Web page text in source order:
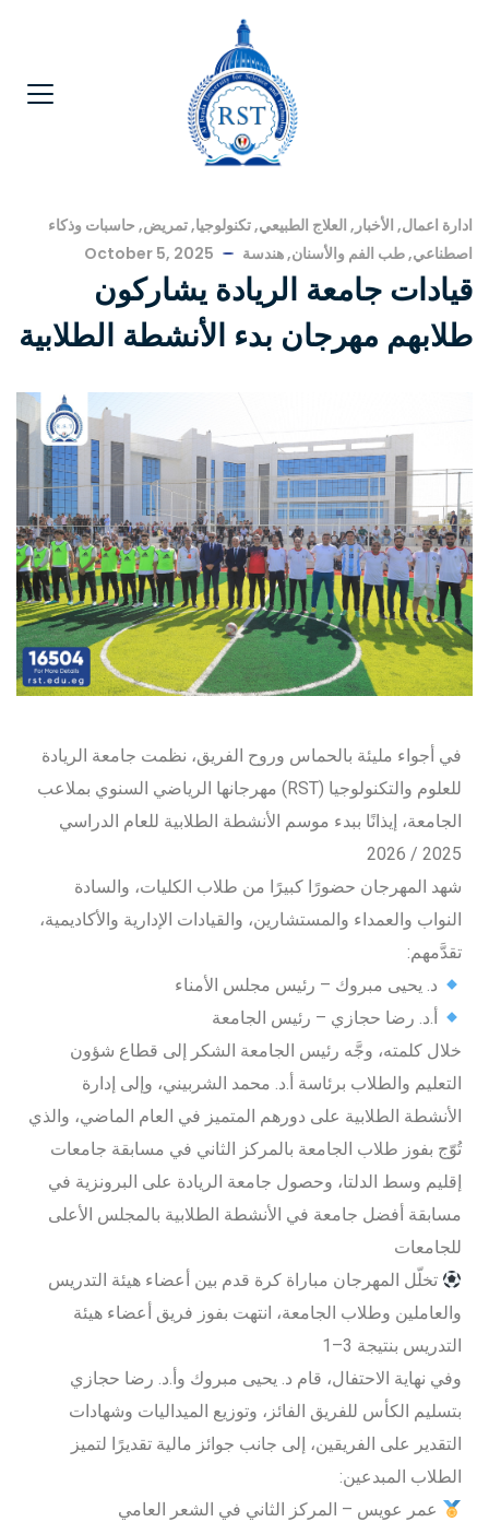
ادارة اعمال, الأخبار , العلاج الطبيعي, تكنولوجيا, تمريض, حاسبات وذكاء
اصطناعي, طب الفم والأسنان, هندسة October 5, 2025
قيادات جامعة الريادة يشاركون
طلابهم مهرجان بدء الأنشطة الطلابية
في أجواء مليئة بالحماس وروح الفريق، نظمت جامعة الريادة
للعلوم والتكنولوجيا (RST) مهرجانها الرياضي السنوي بملاعب
الجامعة، إيذانًا ببدء موسم الأنشطة الطلابية للعام الدراسي
2025 / 2026
شهد المهرجان حضورًا كبيرًا من طلاب الكليات، والسادة
النواب والعمداء والمستشارين، والقيادات الإدارية والأكاديمية،
تقدَّمهم:
د. يحيى مبروك – رئيس مجلس الأمناء
أ.د. رضا حجازي – رئيس الجامعة
خلال كلمته، وجَّه رئيس الجامعة الشكر إلى قطاع شؤون
التعليم والطلاب برئاسة أ.د. محمد الشربيني، وإلى إدارة
الأنشطة الطلابية على دورهم المتميز في العام الماضي، والذي
تُوّج بفوز طلاب الجامعة بالمركز الثاني في مسابقة جامعات
إقليم وسط الدلتا، وحصول جامعة الريادة على البرونزية في
مسابقة أفضل جامعة في الأنشطة الطلابية بالمجلس الأعلى
للجامعات
تخلّل المهرجان مباراة كرة قدم بين أعضاء هيئة التدريس
والعاملين وطلاب الجامعة، انتهت بفوز فريق أعضاء هيئة
التدريس بنتيجة 3–1
وفي نهاية الاحتفال، قام د. يحيى مبروك وأ.د. رضا حجازي
بتسليم الكأس للفريق الفائز، وتوزيع الميداليات وشهادات
التقدير على الفريقين، إلى جانب جوائز مالية تقديرًا لتميز
الطلاب المبدعين:
عمر عويس – المركز الثاني في الشعر العامي